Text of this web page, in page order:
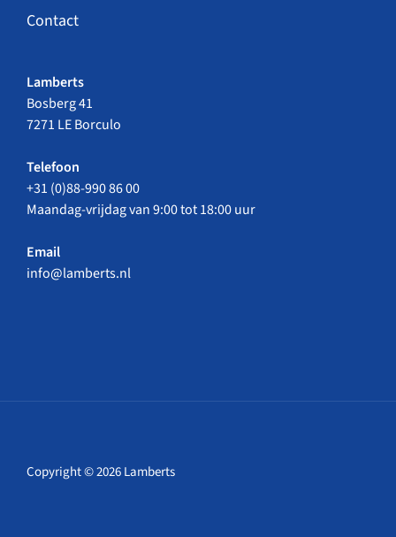
Contact
Lamberts
Bosberg 41
7271 LE Borculo
Telefoon
+31 (0)88-990 86 00
Maandag-vrijdag van 9:00 tot 18:00 uur
Email
info@lamberts.nl
Copyright © 2026 Lamberts